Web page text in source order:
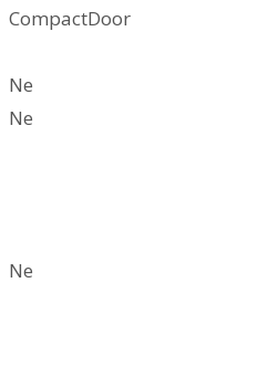
CompactDoor
Ne
Ne
Ne